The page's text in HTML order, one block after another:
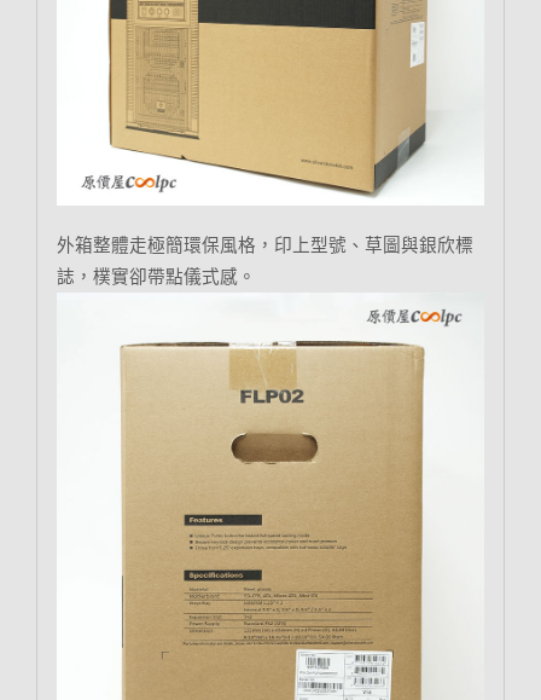
外箱整體走極簡環保風格，印上型號、草圖與銀欣標
誌，樸實卻帶點儀式感。